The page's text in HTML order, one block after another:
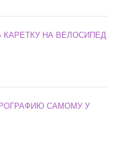
КАРЕТКУ НА ВЕЛОСИПЕД
САМОМУ У